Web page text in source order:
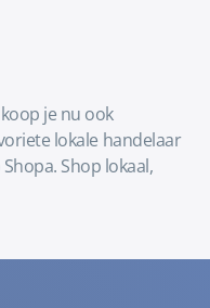
je nu ook
lokale handelaar
Shop lokaal,